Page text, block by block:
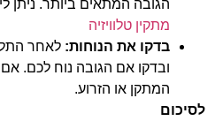
הגובה המתאים ביותר. ניתן
מתקין טלוויזיה
בדקו את הנוחות: לאחר
ובדקו אם הגובה נוח לכם.
המתקן או הזרוע.
לסיכום